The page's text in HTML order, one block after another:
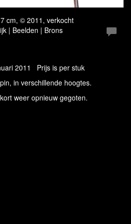
cm, © 2011, verkocht
| Beelden | Brons
2011 Prijs is per stuk
in verschillende hoogtes.
weer opnieuw gegoten.